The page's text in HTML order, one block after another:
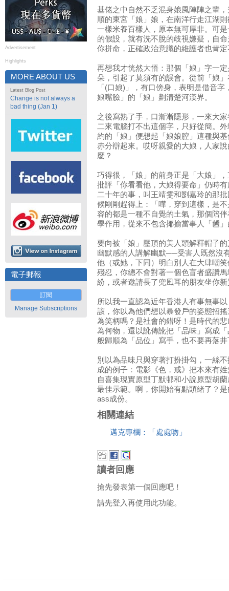
Advertisement
Highlights
MORE ABOUT US
Latest Blog Post
Change is not always a
bad thing (Jan 1)
電子郵報
訂閱
Manage Subscriptions
基佬之中自然不乏混身娘風陣陣之輩
順的東宮「娘」娘，在南洋行走江湖
一樣米養百樣人，原本無可厚非。可
的假設，就有洗不脫的歧視嫌疑，自
你拼命，正確政治意識的維護者也肯
再想我才恍然大悟：那個「娘」字一
朵，引起了莫須有的誤會。從前「娘
「(口娘)」，有口傍身，表明是借音
娘嘴臉」的「娘」劃清楚河漢界。
之後寫熟了手，口漸漸隱形，一來大
二來電腦打不出這個字，只好從簡。
約的「娘」便想起「娘娘腔」這種與
赤分辯起來。哎呀親愛的大娘，人家
麼？
巧得很，「娘」的前身正是「大娘」
批評「你看看他，大娘得要命」仍時
二十年的事，叫王靖雯和劉嘉玲的那
候剛剛趕得上：「嘩，穿到這樣，是
容的都是一種不自覺的土氣，那個陪
學作用，從來不包含揶揄當事人「乸
要向被「娘」壓頂的美人頭解釋帽子
幽默感的人講解幽默──受害人既然沒
他（或她，下同）明白別人在大肆嘲
殘忍，你總不會對著一個色盲者盛讚
紛，或者邀請長了兜風耳的朋友坐你
所以我一直認為近年香港人有事無事
該，你以為他們想以暴發戶的姿態招
為笑柄嗎？是社會的錯呀！是時代的
為何物，還以訛傳訛把「品味」寫成
般歸順為「品位」寫手，也不要再落
別以為品味只與穿著打扮掛勾，一絲
成的例子：電影《色，戒》把本來有
自喜集現實原型丁默邨和小說原型胡
最佳示範。啊，你開始有點頭緒了？
ass成份。
相關連結
邁克專欄：「處處吻」
讀者回應
搶先發表第一個回應吧！
請先登入再使用此功能。